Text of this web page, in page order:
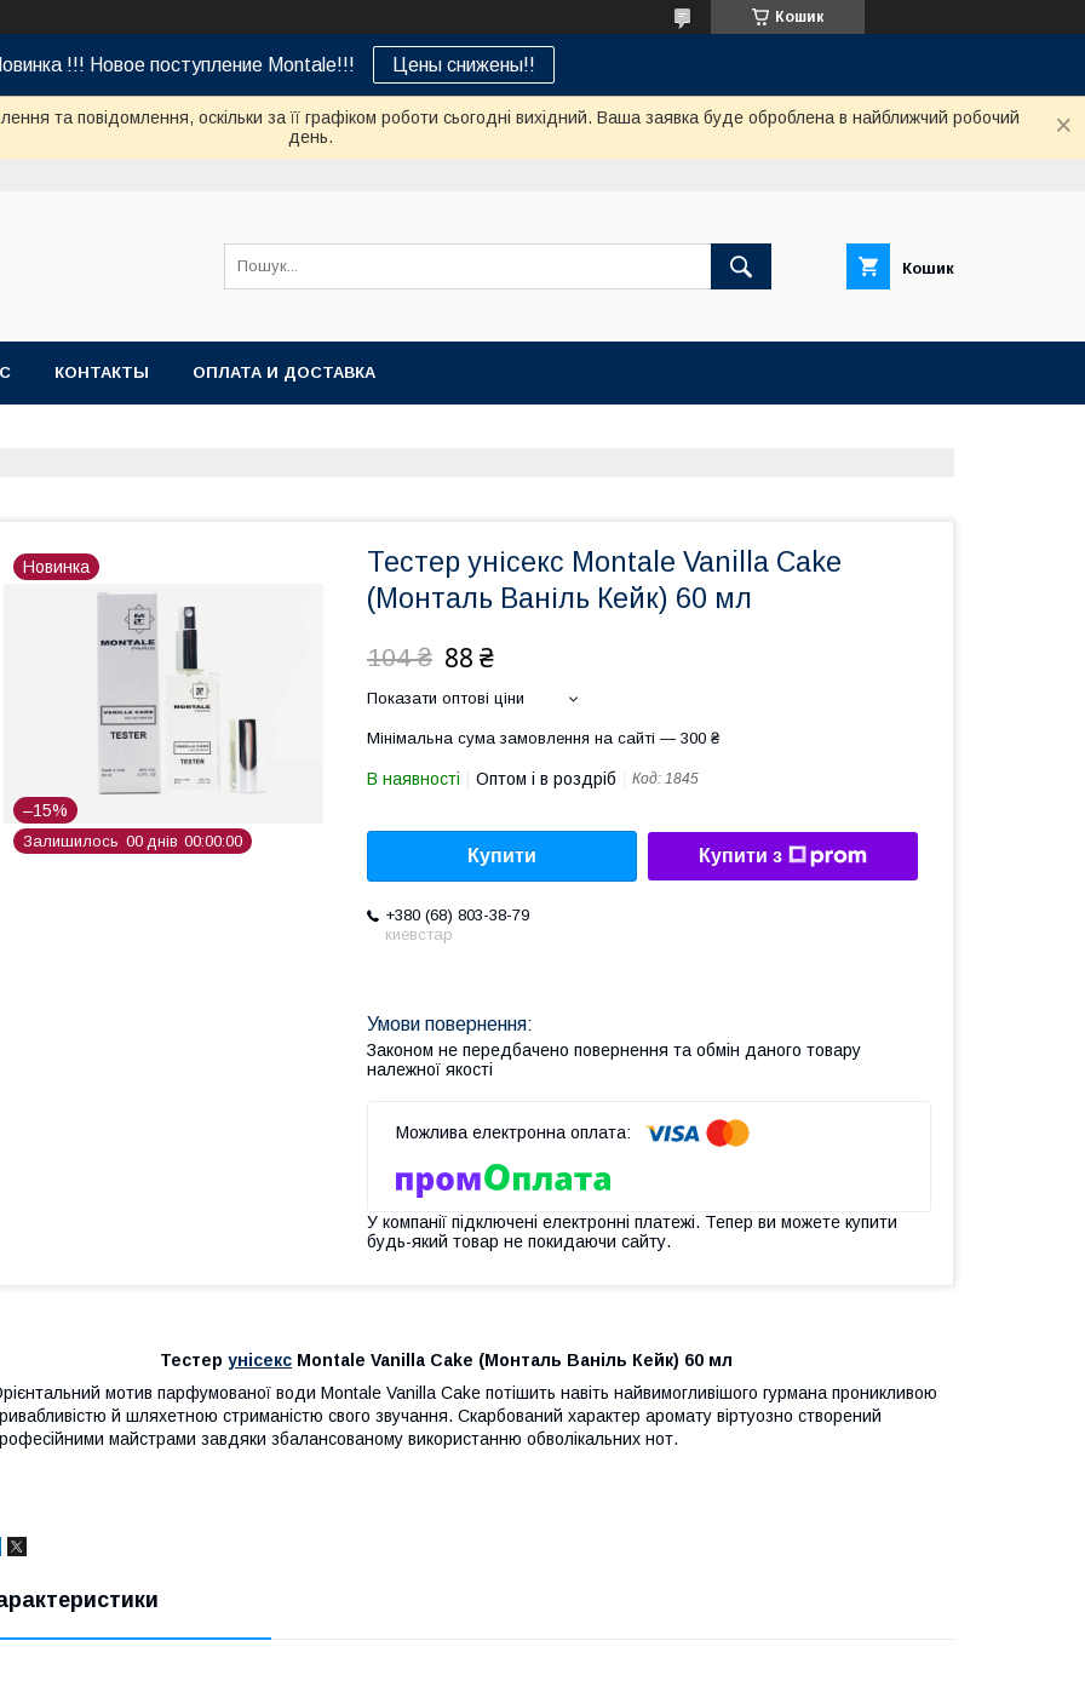
Кошик
!!! Новое поступление Montale!!! Цены снижены!!
та повідомлення, оскільки за її графіком роботи сьогодні вихідний. Ваша заявка буде оброблена в найближчий робочий
день.
Кошик
КОНТАКТЫ ОПЛАТА И ДОСТАВКА
Новинка
–15%
Залишилось 00 днів 00 00 00
Тестер унісекс Montale Vanilla Cake
(Монталь Ваніль Кейк) 60 мл
104 ₴ 88 ₴
Показати оптові ціни
Мінімальна сума замовлення на сайті — 300 ₴
В наявності Оптом і в роздріб Код: 1845
Купити Купити з
+380 (68) 803-38-79
киевстар
Законом не передбачено повернення та обмін даного товару
належної якості
У компанії підключені електронні платежі. Тепер ви можете купити
будь-який товар не покидаючи сайту.
Тестер унісекс Montale Vanilla Cake (Монталь Ваніль Кейк) 60 мл
мотив парфумованої води Montale Vanilla Cake потішить навіть найвимогливішого гурмана проникливою
й шляхетною стриманістю свого звучання. Скарбований характер аромату віртуозно створений
майстрами завдяки збалансованому використанню обволікальних нот.